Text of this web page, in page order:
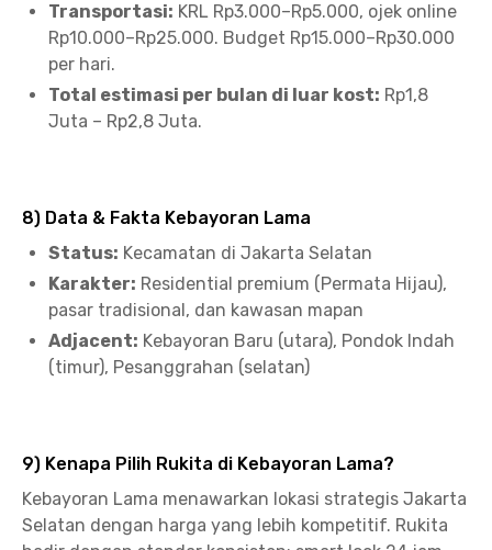
Transportasi: KRL Rp3.000–Rp5.000, ojek online
Rp10.000–Rp25.000. Budget Rp15.000–Rp30.000
per hari.
Total estimasi per bulan di luar kost: Rp1,8
Juta – Rp2,8 Juta.
8) Data & Fakta Kebayoran Lama
Status: Kecamatan di Jakarta Selatan
Karakter: Residential premium (Permata Hijau),
pasar tradisional, dan kawasan mapan
Adjacent: Kebayoran Baru (utara), Pondok Indah
(timur), Pesanggrahan (selatan)
9) Kenapa Pilih Rukita di Kebayoran Lama?
Kebayoran Lama menawarkan lokasi strategis Jakarta
Selatan dengan harga yang lebih kompetitif. Rukita